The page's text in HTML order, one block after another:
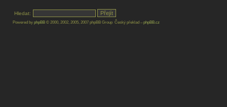
Hledat:
Powered by phpBB © 2000, 2002, 2005, 2007 phpBB Group Český překlad –phpBB.cz